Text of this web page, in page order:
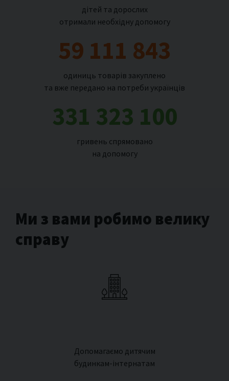
дітей та дорослих
отримали необхідну допомогу
59 111 843
одиниць товарів закуплено
та вже передано на потреби українців
331 323 100
гривень спрямовано
на допомогу
Ми з вами робимо велику
справу
Допомагаємо дитячим
будинкам-інтернатам